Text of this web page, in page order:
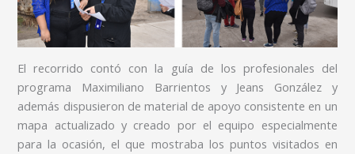
El recorrido contó con la guía de los profesionales del
programa Maximiliano Barrientos y Jeans González y
además dispusieron de material de apoyo consistente en un
mapa actualizado y creado por el equipo especialmente
para la ocasión, el que mostraba los puntos visitados en